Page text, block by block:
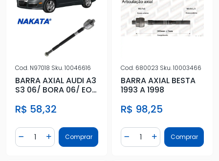
Cod. N97018 Sku.10046616
BARRA AXIAL AUDI A3
S3 06/ BORA 06/ EOS
R$ 58,32
Diminuir Quantidade
Quantidade
Adicionar Quantidade
Comprar
Cod. 680023 Sku.10003466
BARRA AXIAL BESTA
1993 A 1998
R$ 98,25
Diminuir Quantidade
Quantidade
AdicionarComprar